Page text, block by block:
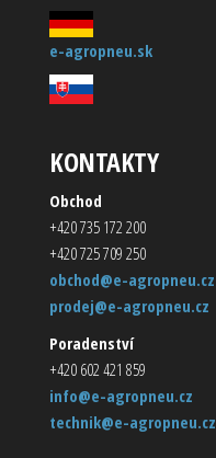
e-agropneu.sk
KONTAKTY
Obchod
+420 735 172 200
+420 725 709 250
obchod@e-agropneu.cz
prodej@e-agropneu.cz
Poradenství
+420 602 421 859
info@e-agropneu.cz
technik@e-agropneu.cz